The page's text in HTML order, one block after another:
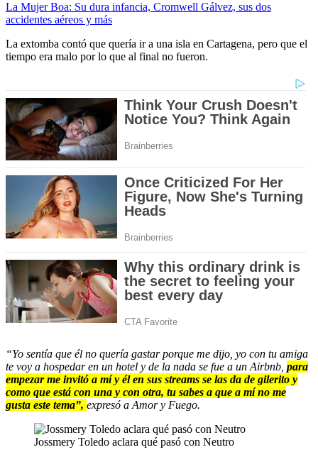
La Mujer Boa: Su dura infancia, Cromwell Gálvez, sus dos
accidentes aéreos y más
La extomba contó que quería ir a una isla en Cartagena, pero que el
tiempo era malo por lo que al final no fueron.
“Yo sentía que él no quería gastar porque me dijo, yo con tu amiga
te voy a hospedar en un hotel y de la nada se fue a un Airbnb, para
empezar me invitó a mí y él en sus streams se las da de gilerito y
como que está con una y con otra, tu sabes a que a mí no me
gusta este tema”, expresó a Amor y Fuego.
Jossmery Toledo aclara qué pasó con Neutro